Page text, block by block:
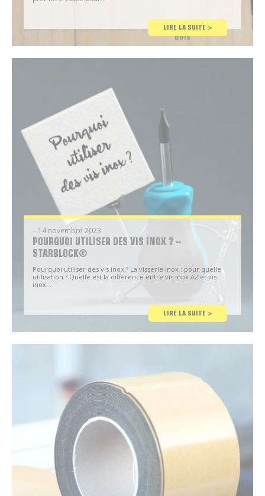
Chantier –
Construction
Bois
LIRE LA SUITE >
Conseil
Brico
– 14 novembre 2023
POURQUOI UTILISER DES VIS INOX ? –
STARBLOCK®
Pourquoi utiliser des vis inox ? La visserie inox : pour quelle
utilisation ? Quelle est la différence entre vis inox A2 et vis
inox…
LIRE LA SUITE >